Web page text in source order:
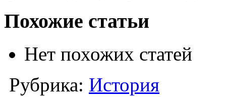
Похожие статьи
Нет похожих статей
Рубрика: История